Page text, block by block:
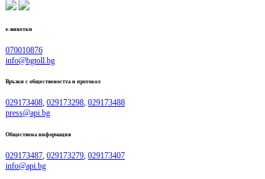
е-винетки
070010876
info@bgtoll.bg
Връзки с обществеността и протокол
029173408, 029173298, 029173488
press@api.bg
Обществена информация
029173487 029173279 029173407
info@api.bg